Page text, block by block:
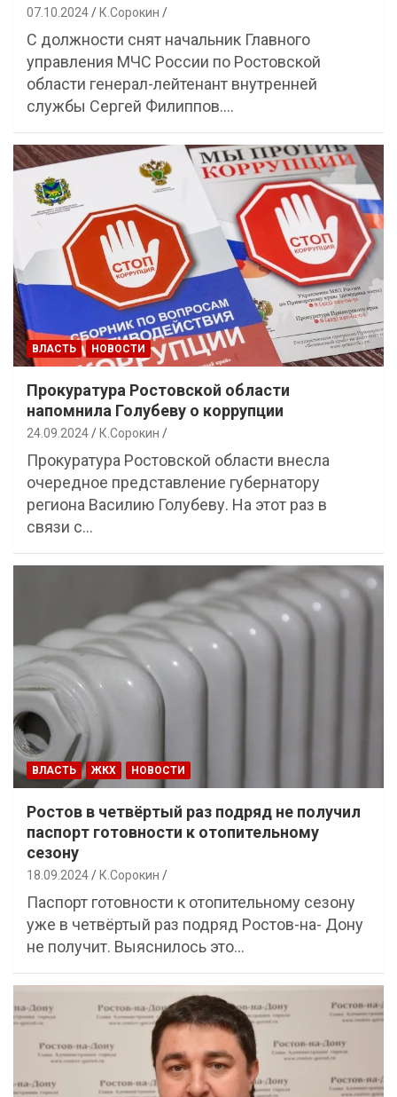
07.10.2024 К.Сорокин
С должности снят начальник Главного
управления МЧС России по Ростовской
области генерал-лейтенант внутренней
службы Сергей Филиппов.…
ВЛАСТЬ НОВОСТИ
Прокуратура Ростовской области
напомнила Голубеву о коррупции
24.09.2024 К.Сорокин
Прокуратура Ростовской области внесла
очередное представление губернатору
региона Василию Голубеву. На этот раз в
связи с…
ВЛАСТЬ ЖКХ НОВОСТИ
Ростов в четвёртый раз подряд не получил
паспорт готовности к отопительному
сезону
18.09.2024 К.Сорокин
Паспорт готовности к отопительному сезону
уже в четвёртый раз подряд Ростов-на- Дону
не получит. Выяснилось это…